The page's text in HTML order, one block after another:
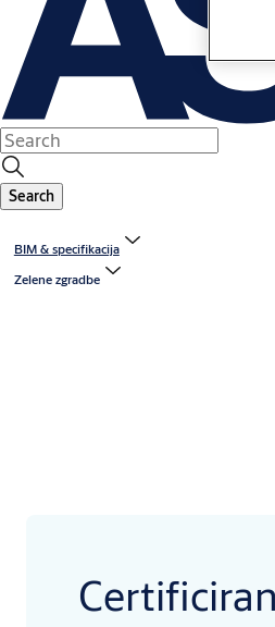
Search
BIM & specifikacija
Zelene zgradbe